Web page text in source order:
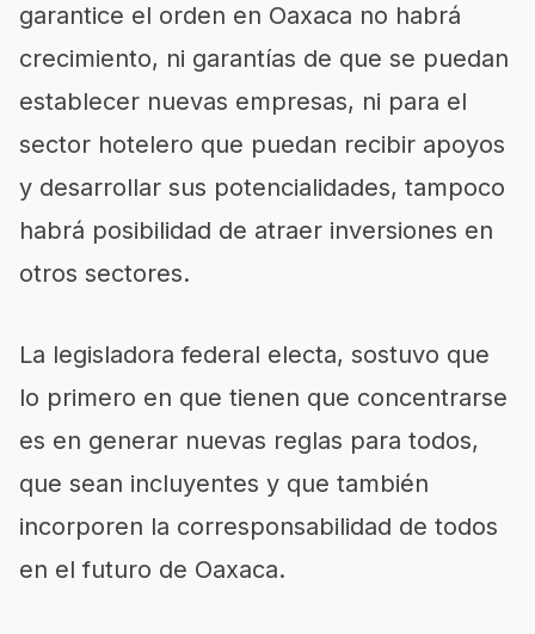
garantice el orden en Oaxaca no habrá
crecimiento, ni garantías de que se puedan
establecer nuevas empresas, ni para el
sector hotelero que puedan recibir apoyos
y desarrollar sus potencialidades, tampoco
habrá posibilidad de atraer inversiones en
otros sectores.
La legisladora federal electa, sostuvo que
lo primero en que tienen que concentrarse
es en generar nuevas reglas para todos,
que sean incluyentes y que también
incorporen la corresponsabilidad de todos
en el futuro de Oaxaca.